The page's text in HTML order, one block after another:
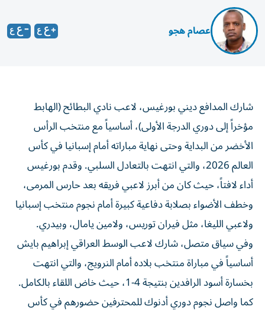
عصام هجو
شارك المدافع ديني بورغيس، لاعب نادي البطائح (الهابط
مؤخراً إلى دوري الدرجة الأولى)، أساسياً مع منتخب الرأس
الأخضر من البداية وحتى نهاية مباراته أمام إسبانيا في كأس
العالم 2026، والتي انتهت بالتعادل السلبي. وقدم بورغيس
أداء لافتاً، حيث كان من أبرز لاعبي فريقه بعد حارس المرمى،
وخطف الأضواء بصلابة دفاعية كبيرة أمام نجوم منتخب إسبانيا
ولاعبي الليغا، مثل فيران توريس، ولامين يامال، وبيدري.
وفي سياق متصل، شارك لاعب الوسط العراقي إبراهيم بايش
أساسياً في مباراة منتخب بلاده أمام النرويج، والتي انتهت
بخسارة أسود الرافدين بنتيجة 4-1، حيث خاض اللقاء بالكامل.
كما واصل نجوم دوري أدنوك للمحترفين حضورهم في كأس